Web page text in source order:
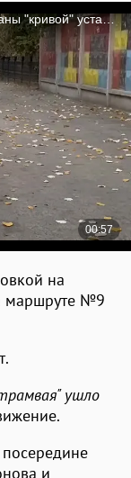
на
маршруте №9
ушло
и